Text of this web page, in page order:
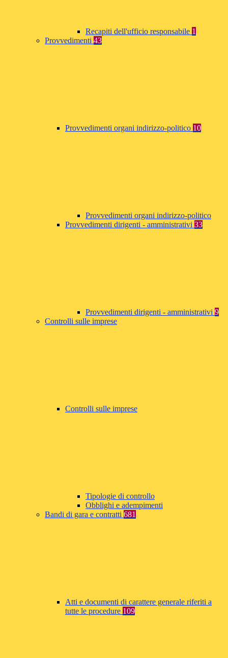
Recapiti dell'ufficio responsabile 1
Provvedimenti 43
Provvedimenti organi indirizzo-politico 10
Provvedimenti organi indirizzo-politico
Provvedimenti dirigenti - amministrativi 33
Provvedimenti dirigenti - amministrativi 9
Controlli sulle imprese
Controlli sulle imprese
Tipologie di controllo
Obblighi e adempimenti
Bandi di gara e contratti 681
Atti e documenti di carattere generale riferiti a
tutte le procedure 109